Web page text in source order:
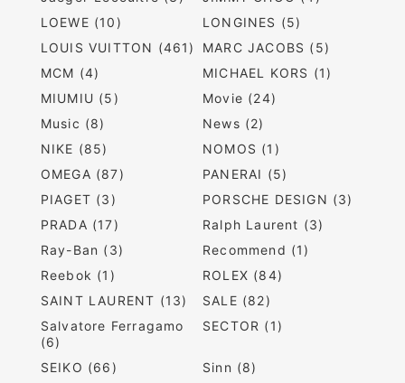
LOEWE (10)
LONGINES (5)
LOUIS VUITTON (461)
MARC JACOBS (5)
MCM (4)
MICHAEL KORS (1)
MIUMIU (5)
Movie (24)
Music (8)
News (2)
NIKE (85)
NOMOS (1)
OMEGA (87)
PANERAI (5)
PIAGET (3)
PORSCHE DESIGN (3)
PRADA (17)
Ralph Laurent (3)
Ray-Ban (3)
Recommend (1)
Reebok (1)
ROLEX (84)
SAINT LAURENT (13)
SALE (82)
Salvatore Ferragamo
(6)
SECTOR (1)
SEIKO (66)
Sinn (8)